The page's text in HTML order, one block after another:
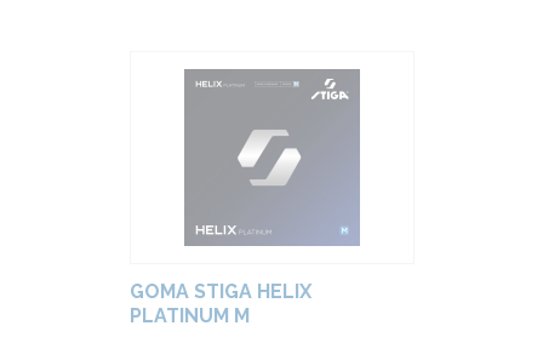
GOMA STIGA HELIX
PLATINUM M